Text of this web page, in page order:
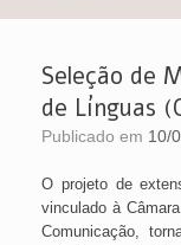
Seleção de
de Línguas
Publicado em 10/
O projeto de
vinculado à
Comunicação,